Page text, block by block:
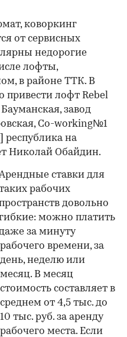
коворкинг
от сервисных
недорогие
лофты,
в районе ТТК. В
привести лофт Rebel
завод
Co-working№1
республика на
Николай Обайдин.
ставки для
рабочих
довольно
можно платить
за минуту
рабочего времени, за
день, неделю или
месяц. В месяц
стоимость составляет в
среднем от 4,5 тыс. до
10 тыс. руб. за аренду
рабочего места. Если